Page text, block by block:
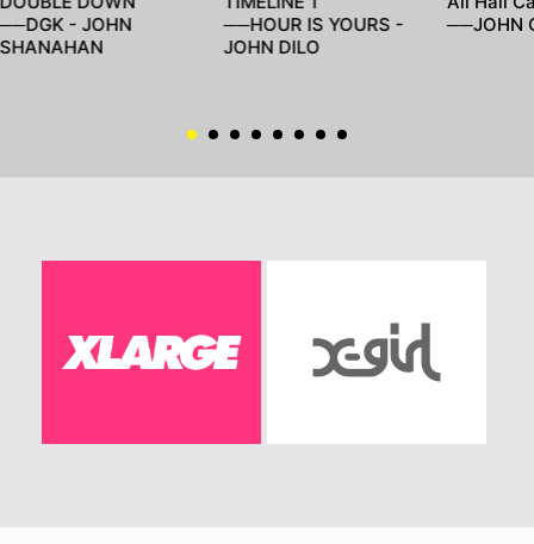
──DGK - JOHN
SHANAHAN
──HOUR IS YOURS -
JOHN DILO
──JOHN